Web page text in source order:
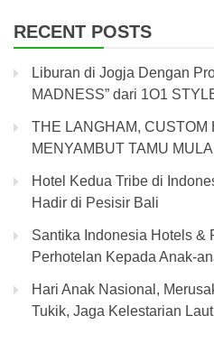
RECENT POSTS
Liburan di Jogja Dengan
MADNESS” dari 1O1
THE LANGHAM, CUSTOM
MENYAMBUT TAMU
Hotel Kedua Tribe di
Hadir di Pesisir Bali
Santika Indonesia Hotels &
Perhotelan Kepada Anak-
Hari Anak Nasional,
Tukik, Jaga Kelestarian Laut